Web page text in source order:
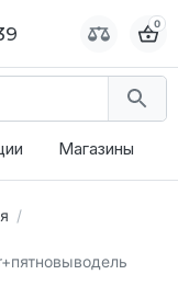
0
Магазины
0